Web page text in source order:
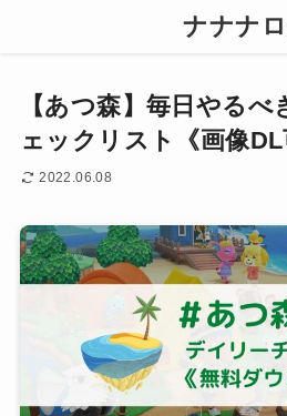
ナナナ
【あつ森】毎日やる
ェックリスト《画像DL
2022.06.08